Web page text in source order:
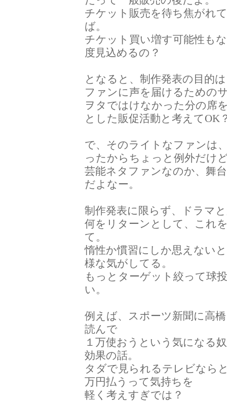
チケット販売を待ち焦がれ
ば。
チケット買い増す可能性も
度見込めるの？
となると、制作発表の目的
ファンに声を届けるための
ヲタではけなかった分の席
とした販促活動と考えてOK
で、そのライトなファンは
ったからちょっと例外だけ
芸能ネタファンなのか、舞
だよなー。
制作発表に限らず、ドラマ
何をリターンとして、これ
て。
惰性か慣習にしか思えない
様な気がしてる。
もっとターゲット絞って球
い。
例えば、スポーツ新聞に高
読んで
１万使おうという気になる
効果の話。
タダで見られるテレビなら
万円払うって気持ちを
軽く考えすぎでは？